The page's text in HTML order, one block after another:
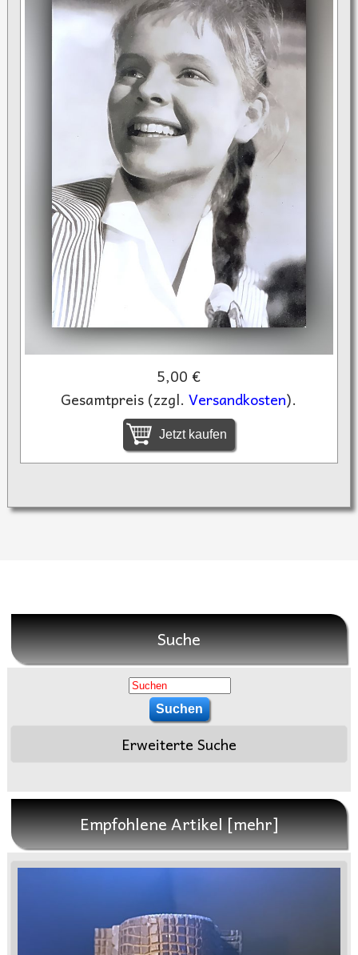
5,00 €
Gesamtpreis (zzgl.Versandkosten).
Jetzt kaufen
Suche
Erweiterte Suche
Empfohlene Artikel [mehr]